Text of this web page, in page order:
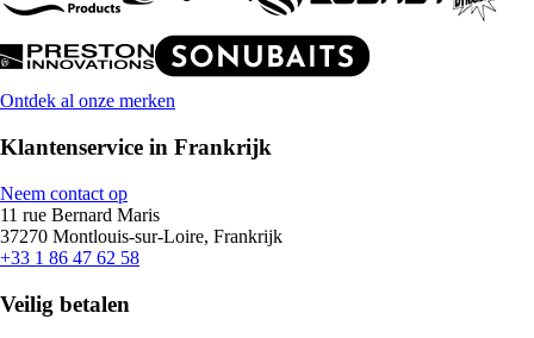
Ontdek al onze merken
Klantenservice in Frankrijk
Neem contact op
11 rue Bernard Maris
37270 Montlouis-sur-Loire, Frankrijk
+33 1 86 47 62 58
Veilig betalen